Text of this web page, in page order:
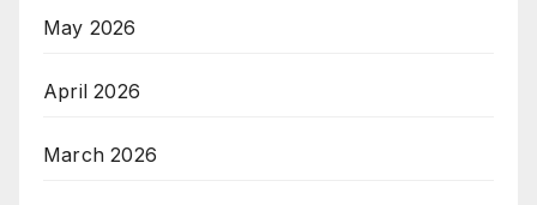
May 2026
April 2026
March 2026